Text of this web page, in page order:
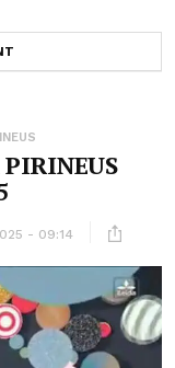
- 09:14